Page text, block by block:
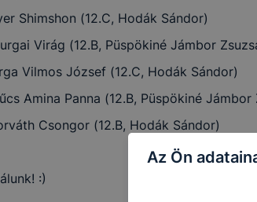
Shimshon (12.C, Hodák Sándor)
Virág (12.B, Püspökiné Jámbor
Vilmos József (12.C, Hodák Sándor)
Amina Panna (12.B, Püspökiné Jámbor
Csongor (12.B, Hodák Sándor)
:)
Az Ön